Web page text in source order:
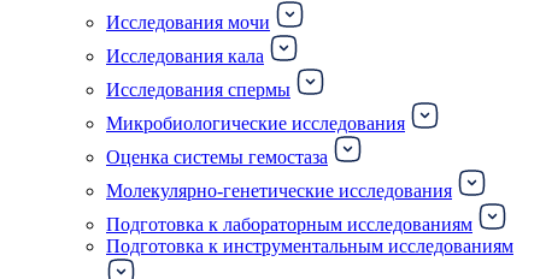
Исследования мочи
Исследования кала
Исследования спермы
Микробиологические исследования
Оценка системы гемостаза
Молекулярно-генетические исследования
Подготовка к лабораторным исследованиям
Подготовка к инструментальным исследованиям